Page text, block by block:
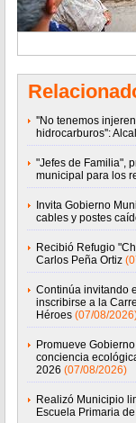
''No tenemos
hidrocarburos'':
"Jefes de Familia",
municipal para los
Invita Gobierno
cables y postes
Recibió Refugio
Carlos Peña Ortiz
Continúa invitando
inscribirse a la
Héroes (07/08/
Promueve
conciencia
2026 (07/08/2026)
Realizó Municipio
Escuela Primaria